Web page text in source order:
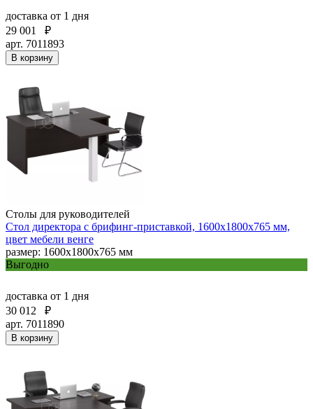
доставка от 1 дня
29 001
₽
арт. 7011893
В корзину
Столы для руководителей
Стол директора с брифинг-приставкой, 1600х1800х765 мм,
цвет мебели венге
размер: 1600х1800х765 мм
Выгодно
доставка от 1 дня
30 012
₽
арт. 7011890
В корзину